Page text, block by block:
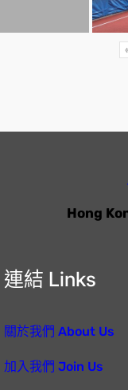
Hong
連結 Links
關於我們 About Us
加入我們 Join Us